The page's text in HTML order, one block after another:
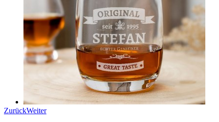
ZurückWeiter